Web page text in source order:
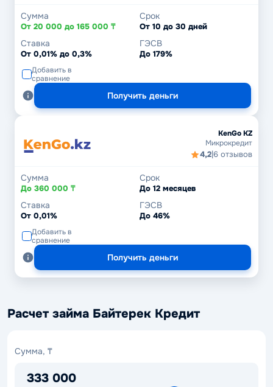
Сумма
От 20 000 до 165 000 ₸
Срок
От 10 до 30 дней
Ставка
От 0,01% до 0,3%
ГЭСВ
До 179%
Добавить в
сравнение
Получить деньги
KenGo KZ
Микрокредит
4,2|6 отзывов
Сумма
До 360 000 ₸
Срок
До 12 месяцев
Ставка
От 0,01%
ГЭСВ
До 46%
Добавить в
сравнение
Получить деньги
Расчет займа Байтерек Кредит
Сумма, ₸
333 000
Сумма,